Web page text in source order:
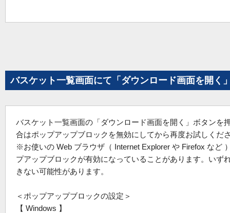
バスケット一覧画面にて「ダウンロード画面を開く
バスケット一覧画面の「ダウンロード画面を開く」ボタン
合はポップアップブロックを無効にしてから再度お試しくだ
※お使いの Web ブラウザ（ Internet Explorer や Firefox など
プアップブロックが有効になっていることがあります。い
きない可能性があります。
＜ポップアップブロックの設定＞
【 Windows 】